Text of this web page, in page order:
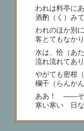
われは料亭にあ
酒酌（く）みて
われのほか別に
客とてもなかり
水は、恰（あ
流れ流れてあり
やがても密柑
欄干（らんか
ああ！ ――そ
寒い寒い 日な